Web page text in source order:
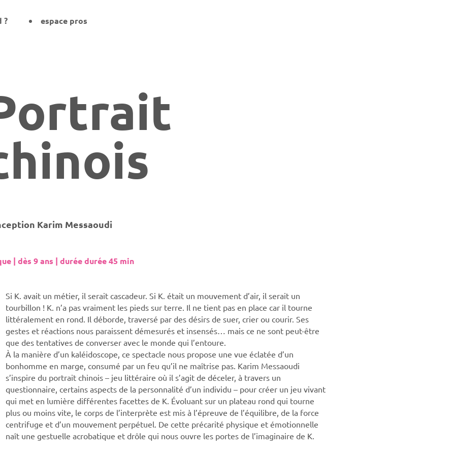
? espace pros
Karim Messaoudi
| dès 9 ans | durée durée 45 min
Si K. avait un métier, il serait cascadeur. Si K. était un mouvement d’air, il serait un
tourbillon ! K. n’a pas vraiment les pieds sur terre. Il ne tient pas en place car il tourne
littéralement en rond. Il déborde, traversé par des désirs de suer, crier ou courir. Ses
gestes et réactions nous paraissent démesurés et insensés… mais ce ne sont peut-être
que des tentatives de converser avec le monde qui l’entoure.
À la manière d’un kaléidoscope, ce spectacle nous propose une vue éclatée d’un
bonhomme en marge, consumé par un feu qu’il ne maîtrise pas. Karim Messaoudi
s’inspire du portrait chinois – jeu littéraire où il s’agit de déceler, à travers un
questionnaire, certains aspects de la personnalité d’un individu – pour créer un jeu vivant
qui met en lumière différentes facettes de K. Évoluant sur un plateau rond qui tourne
plus ou moins vite, le corps de l’interprète est mis à l’épreuve de l’équilibre, de la force
centrifuge et d’un mouvement perpétuel. De cette précarité physique et émotionnelle
naît une gestuelle acrobatique et drôle qui nous ouvre les portes de l’imaginaire de K.